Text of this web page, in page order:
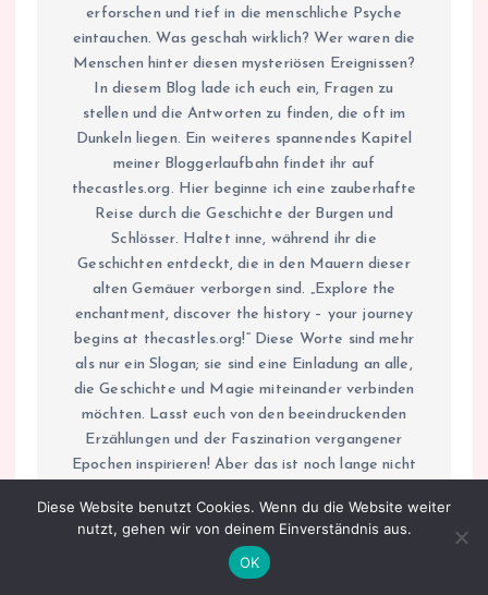
erforschen und tief in die menschliche Psyche
eintauchen. Was geschah wirklich? Wer waren die
Menschen hinter diesen mysteriösen Ereignissen?
In diesem Blog lade ich euch ein, Fragen zu
stellen und die Antworten zu finden, die oft im
Dunkeln liegen. Ein weiteres spannendes Kapitel
meiner Bloggerlaufbahn findet ihr auf
thecastles.org. Hier beginne ich eine zauberhafte
Reise durch die Geschichte der Burgen und
Schlösser. Haltet inne, während ihr die
Geschichten entdeckt, die in den Mauern dieser
alten Gemäuer verborgen sind. „Explore the
enchantment, discover the history – your journey
begins at thecastles.org!“ Diese Worte sind mehr
als nur ein Slogan; sie sind eine Einladung an alle,
die Geschichte und Magie miteinander verbinden
möchten. Lasst euch von den beeindruckenden
Erzählungen und der Faszination vergangener
Epochen inspirieren! Aber das ist noch lange nicht
umfassendes Onlinemagazin für echte
Kriminalfälle. Taucht ein in die Welt des
Verbrechens, erfahrt von den realen Geschichten
Diese Website benutzt Cookies. Wenn du die Website weiter
nutzt, gehen wir von deinem Einverständnis aus.
OK